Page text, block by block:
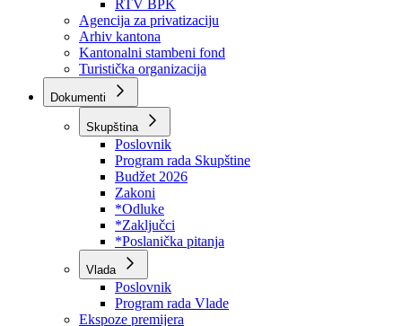
Javna preduzeća
BPK šume
RTV BPK
Agencija za privatizaciju
Arhiv kantona
Kantonalni stambeni fond
Turistička organizacija
Dokumenti
Skupština
Poslovnik
Program rada Skupštine
Budžet 2026
Zakoni
*Odluke
*Zaključci
*Poslanička pitanja
Vlada